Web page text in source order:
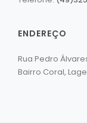
ENDEREÇO
Rua Pedro
Bairro Coral,